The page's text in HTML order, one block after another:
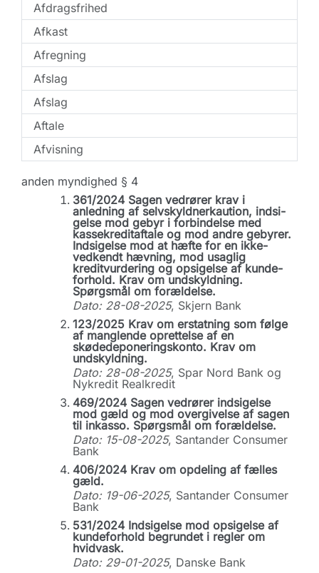
Afdragsfrihed
Afkast
Afregning
Afslag
Afslag
Aftale
Afvisning
anden myndighed § 4
361/2024 Sagen vedrører krav i
anledning af selvskyldnerkaution, indsi-
gelse mod gebyr i forbindelse med
kassekreditaftale og mod andre gebyrer.
Indsigelse mod at hæfte for en ikke-
vedkendt hævning, mod usaglig
kreditvurdering og opsigelse af kunde-
forhold. Krav om undskyldning.
Spørgsmål om forældelse.
Dato: 28-08-2025, Skjern Bank
123/2025 Krav om erstatning som følge
af manglende oprettelse af en
skødedeponeringskonto. Krav om
undskyldning.
Dato: 28-08-2025, Spar Nord Bank og
Nykredit Realkredit
469/2024 Sagen vedrører indsigelse
mod gæld og mod overgivelse af sagen
til inkasso. Spørgsmål om forældelse.
Dato: 15-08-2025, Santander Consumer
Bank
406/2024 Krav om opdeling af fælles
gæld.
Dato: 19-06-2025, Santander Consumer
Bank
531/2024 Indsigelse mod opsigelse af
kundeforhold begrundet i regler om
hvidvask.
Dato: 29-01-2025, Danske Bank